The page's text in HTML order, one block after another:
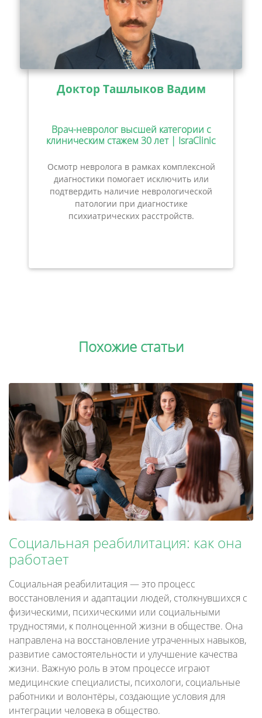
Доктор Ташлыков Вадим
Врач-невролог высшей категории с
клиническим стажем 30 лет | IsraClinic
Осмотр невролога в рамках комплексной
диагностики помогает исключить или
подтвердить наличие неврологической
патологии при диагностике
психиатрических расстройств.
Похожие статьи
Социальная реабилитация: как она
работает
Социальная реабилитация — это процесс
восстановления и адаптации людей, столкнувшихся с
физическими, психическими или социальными
трудностями, к полноценной жизни в обществе. Она
направлена на восстановление утраченных навыков,
развитие самостоятельности и улучшение качества
жизни. Важную роль в этом процессе играют
медицинские специалисты, психологи, социальные
работники и волонтёры, создающие условия для
интеграции человека в общество.